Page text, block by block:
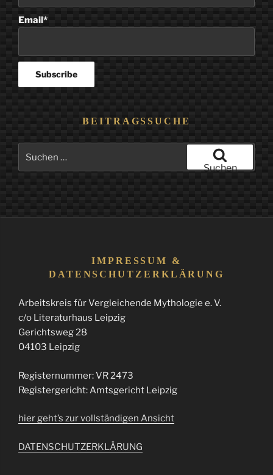
Email*
BEITRAGSSUCHE
nach:
Suchen
IMPRESSUM &
DATENSCHUTZERKLÄRUNG
Arbeitskreis für Vergleichende Mythologie e. V.
c/o Literaturhaus Leipzig
Gerichtsweg 28
04103 Leipzig
Registernummer: VR 2473
Registergericht: Amtsgericht Leipzig
hier geht’s zur vollständigen Ansicht
DATENSCHUTZERKLÄRUNG